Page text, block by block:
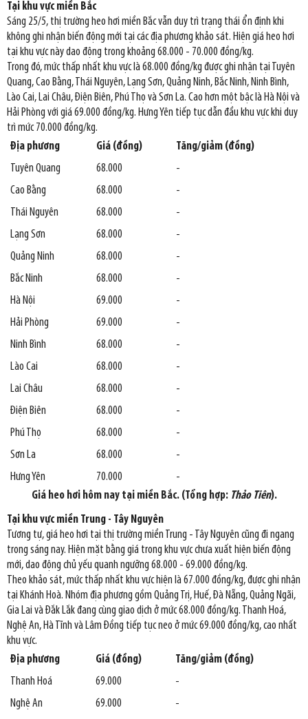
Tại khu vực miền Bắc
Sáng 25/5, thị trường heo hơi miền Bắc vẫn duy trì trạng thái ổn định khi
không ghi nhận biến động mới tại các địa phương khảo sát. Hiện giá heo hơi
tại khu vực này dao động trong khoảng 68.000 - 70.000 đồng/kg.
Trong đó, mức thấp nhất khu vực là 68.000 đồng/kg được ghi nhận tại Tuyên
Quang, Cao Bằng, Thái Nguyên, Lạng Sơn, Quảng Ninh, Bắc Ninh, Ninh Bình,
Lào Cai, Lai Châu, Điện Biên, Phú Thọ và Sơn La. Cao hơn một bậc là Hà Nội và
Hải Phòng với giá 69.000 đồng/kg. Hưng Yên tiếp tục dẫn đầu khu vực khi duy
trì mức 70.000 đồng/kg.
Địa phương
Giá (đồng)
Tăng/giảm (đồng)
Tuyên Quang
68.000
-
Cao Bằng
68.000
-
Thái Nguyên
68.000
-
Lạng Sơn
68.000
-
Quảng Ninh
68.000
-
Bắc Ninh
68.000
-
Hà Nội
69.000
-
Hải Phòng
69.000
-
Ninh Bình
68.000
-
Lào Cai
68.000
-
Lai Châu
68.000
-
Điện Biên
68.000
-
Phú Thọ
68.000
-
Sơn La
68.000
-
Hưng Yên
70.000
-
Giá heo hơi hôm nay tại miền Bắc. (Tổng hợp: Thảo Tiên).
Tại khu vực miền Trung - Tây Nguyên
Tương tự, giá heo hơi tại thị trường miền Trung - Tây Nguyên cũng đi ngang
trong sáng nay. Hiện mặt bằng giá trong khu vực chưa xuất hiện biến động
mới, dao động chủ yếu quanh ngưỡng 68.000 - 69.000 đồng/kg.
Theo khảo sát, mức thấp nhất khu vực hiện là 67.000 đồng/kg, được ghi nhận
tại Khánh Hoà. Nhóm địa phương gồm Quảng Trị, Huế, Đà Nẵng, Quảng Ngãi,
Gia Lai và Đắk Lắk đang cùng giao dịch ở mức 68.000 đồng/kg. Thanh Hoá,
Nghệ An, Hà Tĩnh và Lâm Đồng tiếp tục neo ở mức 69.000 đồng/kg, cao nhất
khu vực.
Địa phương
Giá (đồng)
Tăng/giảm (đồng)
Thanh Hoá
69.000
-
Nghệ An
69.000
-